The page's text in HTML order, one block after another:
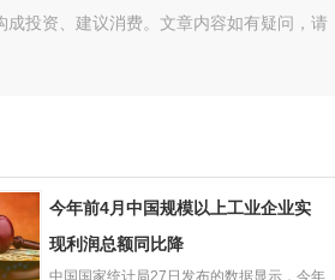
投资、建议消费。文章内容如有疑问，请
今年前4月中国规模以上工业企业实
现利润总额同比降
中国国家统计局27日发布的数据显示，今年